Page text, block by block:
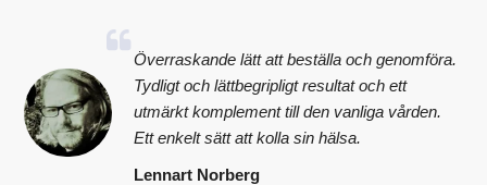
Överraskande lätt att beställa och genomföra.
Tydligt och lättbegripligt resultat och ett
utmärkt komplement till den vanliga vården.
Ett enkelt sätt att kolla sin hälsa.
Lennart Norberg